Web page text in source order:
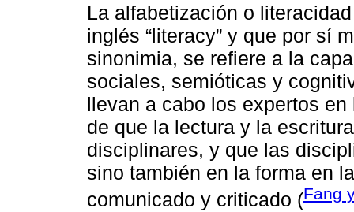
La alfabetización o
inglés “literacy” y que por sí
sinonimia, se refiere a la
sociales, semióticas y
llevan a cabo los expertos
de que la lectura y la
disciplinares, y que las
sino también en la forma en
comunicado y criticado (Fang